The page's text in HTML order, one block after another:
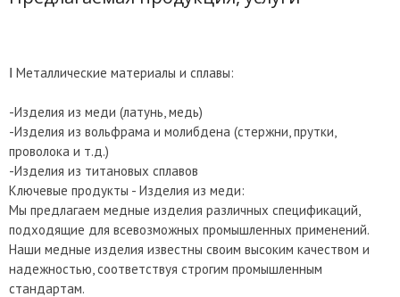
Ⅰ Металлические материалы и сплавы:
-Изделия из меди (латунь, медь)
-Изделия из вольфрама и молибдена (стержни, прутки,
проволока и т.д.)
-Изделия из титановых сплавов
Ключевые продукты - Изделия из меди:
Мы предлагаем медные изделия различных спецификаций,
подходящие для всевозможных промышленных применений.
Наши медные изделия известны своим высоким качеством и
надежностью, соответствуя строгим промышленным
стандартам.